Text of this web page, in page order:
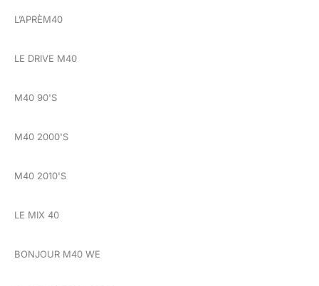
L’APRÈM40
LE DRIVE M40
M40 90'S
M40 2000'S
M40 2010'S
LE MIX 40
BONJOUR M40 WE